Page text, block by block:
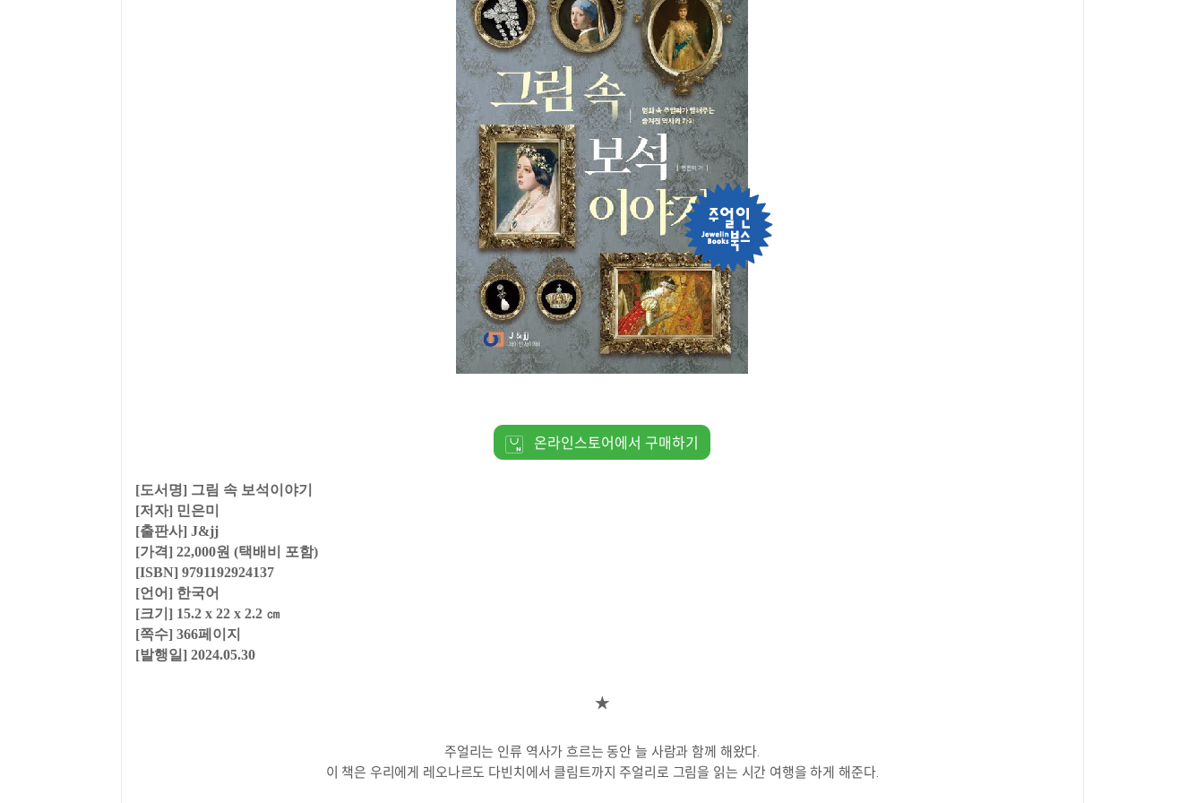
온라인스토어에서 구매하기
[도서명] 그림 속 보석이야기
[저자] 민은미
[출판사] J&jj
[가격] 22,000원 (택배비 포함)
[ISBN] 9791192924137
[언어] 한국어
[크기] 15.2 x 22 x 2.2 ㎝
[쪽수] 366페이지
[발행일] 2024.05.30
★
주얼리는 인류 역사가 흐르는 동안 늘 사람과 함께 해왔다.
이 책은 우리에게 레오나르도 다빈치에서 클림트까지 주얼리로 그림을 읽는 시간 여행을 하게 해준다.